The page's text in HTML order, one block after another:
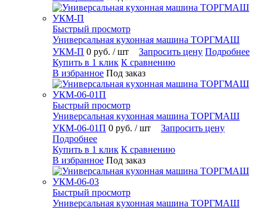
Быстрый просмотр
Универсальная кухонная машина ТОРГМАШ
УКМ-П 0 руб. / шт Запросить цену Подробнее
Купить в 1 клик К сравнению
В избранное Под заказ
Быстрый просмотр
Универсальная кухонная машина ТОРГМАШ
УКМ-06-01П 0 руб. / шт
Запросить цену
Подробнее
Купить в 1 клик К сравнению
В избранное Под заказ
Быстрый просмотр
Универсальная кухонная машина ТОРГМАШ